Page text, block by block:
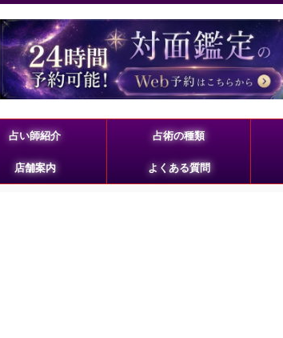
占い師紹介 占術の種類
店舗案内 よくある質問